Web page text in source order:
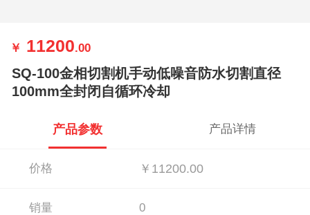
￥ 11200.00
SQ-100金相切割机手动低噪音防水切割直径
100mm全封闭自循环冷却
产品参数 产品详情
价格 ￥11200.00
销量 0